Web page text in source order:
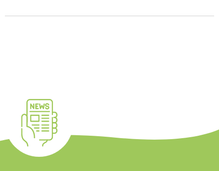
Produkte für den Schweizerischen und den